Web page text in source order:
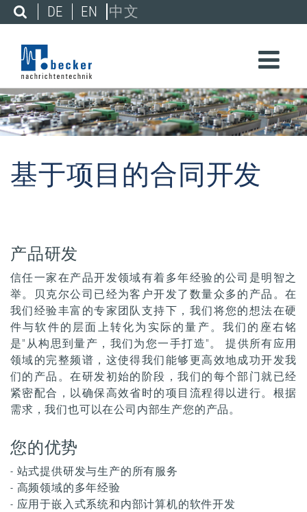
DE EN 中文
基于项目的合同开发
产品研发
信任一家在产品开发领域有着多年经验的公司是明智之
举。贝克尔公司已经为客户开发了数量众多的产品。在
我们经验丰富的专家团队支持下，我们将您的想法在硬
件与软件的层面上转化为实际的量产。我们的座右铭
是"从构思到量产，我们为您一手打造"。 提供所有应用
领域的完整频谱，这使得我们能够更高效地成功开发我
们的产品。在研发初始的阶段，我们的每个部门就已经
紧密配合，以确保高效省时的项目流程得以进行。根据
需求，我们也可以在公司内部生产您的产品。
您的优势
- 站式提供研发与生产的所有服务
- 高频领域的多年经验
- 应用于嵌入式系统和内部计算机的软件开发